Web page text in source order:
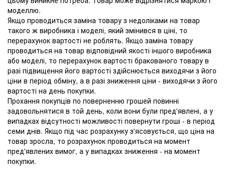
моделлю.
Якщо проводиться заміна товару з недоліками на товар
такого ж виробника і моделі, який змінився в ціні, то
перерахунок вартості не роблять. Якщо заміна товару
проводиться на товар відповідний якості іншого виробника
або моделі, то перерахунок вартості бракованого товару в
разі підвищення його вартості здійснюється виходячи з його
ціни в період обміну, а в разі зниження ціни - виходячи з його
вартості на день покупки.
Прохання покупців по поверненню грошей повинні
задовольнятися в той день, коли вони були пред'явлені, а у
випадках відсутності можливості повернути гроші - в період
семи днів. Якщо під час розрахунку з'ясовується, що ціна на
товар зросла, то розрахунок проводиться на момент
пред'явлених вимог, а у випадках зниження - на момент
покупки.